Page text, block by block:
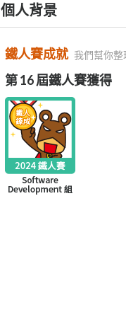
個人背景
鐵人賽成就 我們幫你整
第 16 屆鐵人賽獲得